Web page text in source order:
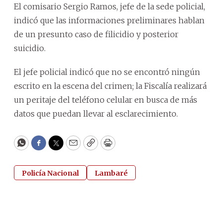
El comisario Sergio Ramos, jefe de la sede policial,
indicó que las informaciones preliminares hablan
de un presunto caso de filicidio y posterior
suicidio.
El jefe policial indicó que no se encontró ningún
escrito en la escena del crimen; la Fiscalía realizará
un peritaje del teléfono celular en busca de más
datos que puedan llevar al esclarecimiento.
WhatsApp
Facebook
Twitter
EmailCopyPrint
Policía Nacional Lambaré